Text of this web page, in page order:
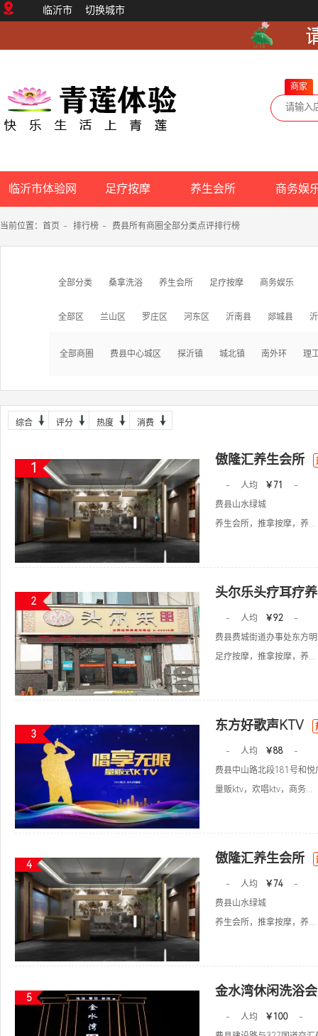
临沂市 切换城市
商家
临沂市体验网 足疗按摩 养生会所 商务娱
当前位置： 首页 - 排行榜 - 费县所有商圈全部分类点评排行榜
全部分类 桑拿洗浴 养生会所 足疗按摩 商务娱乐
全部区 兰山区 罗庄区 河东区 沂南县 郯城县
全部商圈 费县中心城区 探沂镇 城北镇 南外环 理
综合 评分 热度 消费
1
傲隆汇养生会所
- 人均 ￥71
-
费县山水绿城
养生会所，推拿按摩，养...
2
头尔乐头疗耳疗
- 人均 ￥92
-
费县费城街道办事处东方
足疗按摩，推拿按摩，养...
3
东方好歌声KTV
- 人均 ￥88
-
费县中山路北段181号和悦
量贩ktv，欢唱ktv，商务...
4 傲隆汇养生会所
- 人均 ￥74
-
费县山水绿城
养生会所，推拿按摩，养...
5 金水湾休闲洗浴
- 人均 ￥100
-